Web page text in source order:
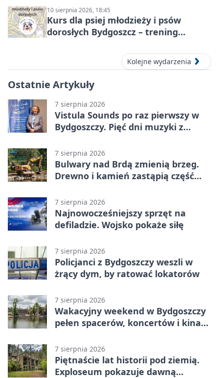
10 sierpnia 2026, 18:45
Kurs dla psiej młodzieży i psów
dorosłych Bydgoszcz – trening
Kolejne wydarzenia
Ostatnie Artykuły
7 sierpnia 2026
Vistula Sounds po raz pierwszy w
Bydgoszczy. Pięć dni muzyki z
7 sierpnia 2026
Bulwary nad Brdą zmienią brzeg.
Drewno i kamień zastąpią część
7 sierpnia 2026
Najnowocześniejszy sprzęt na
defiladzie. Wojsko pokaże siłę
7 sierpnia 2026
Policjanci z Bydgoszczy weszli w
żrący dym, by ratować lokatorów
7 sierpnia 2026
Wakacyjny weekend w Bydgoszczy
pełen spacerów, koncertów i kina
7 sierpnia 2026
Piętnaście lat historii pod ziemią.
Exploseum pokazuje dawną